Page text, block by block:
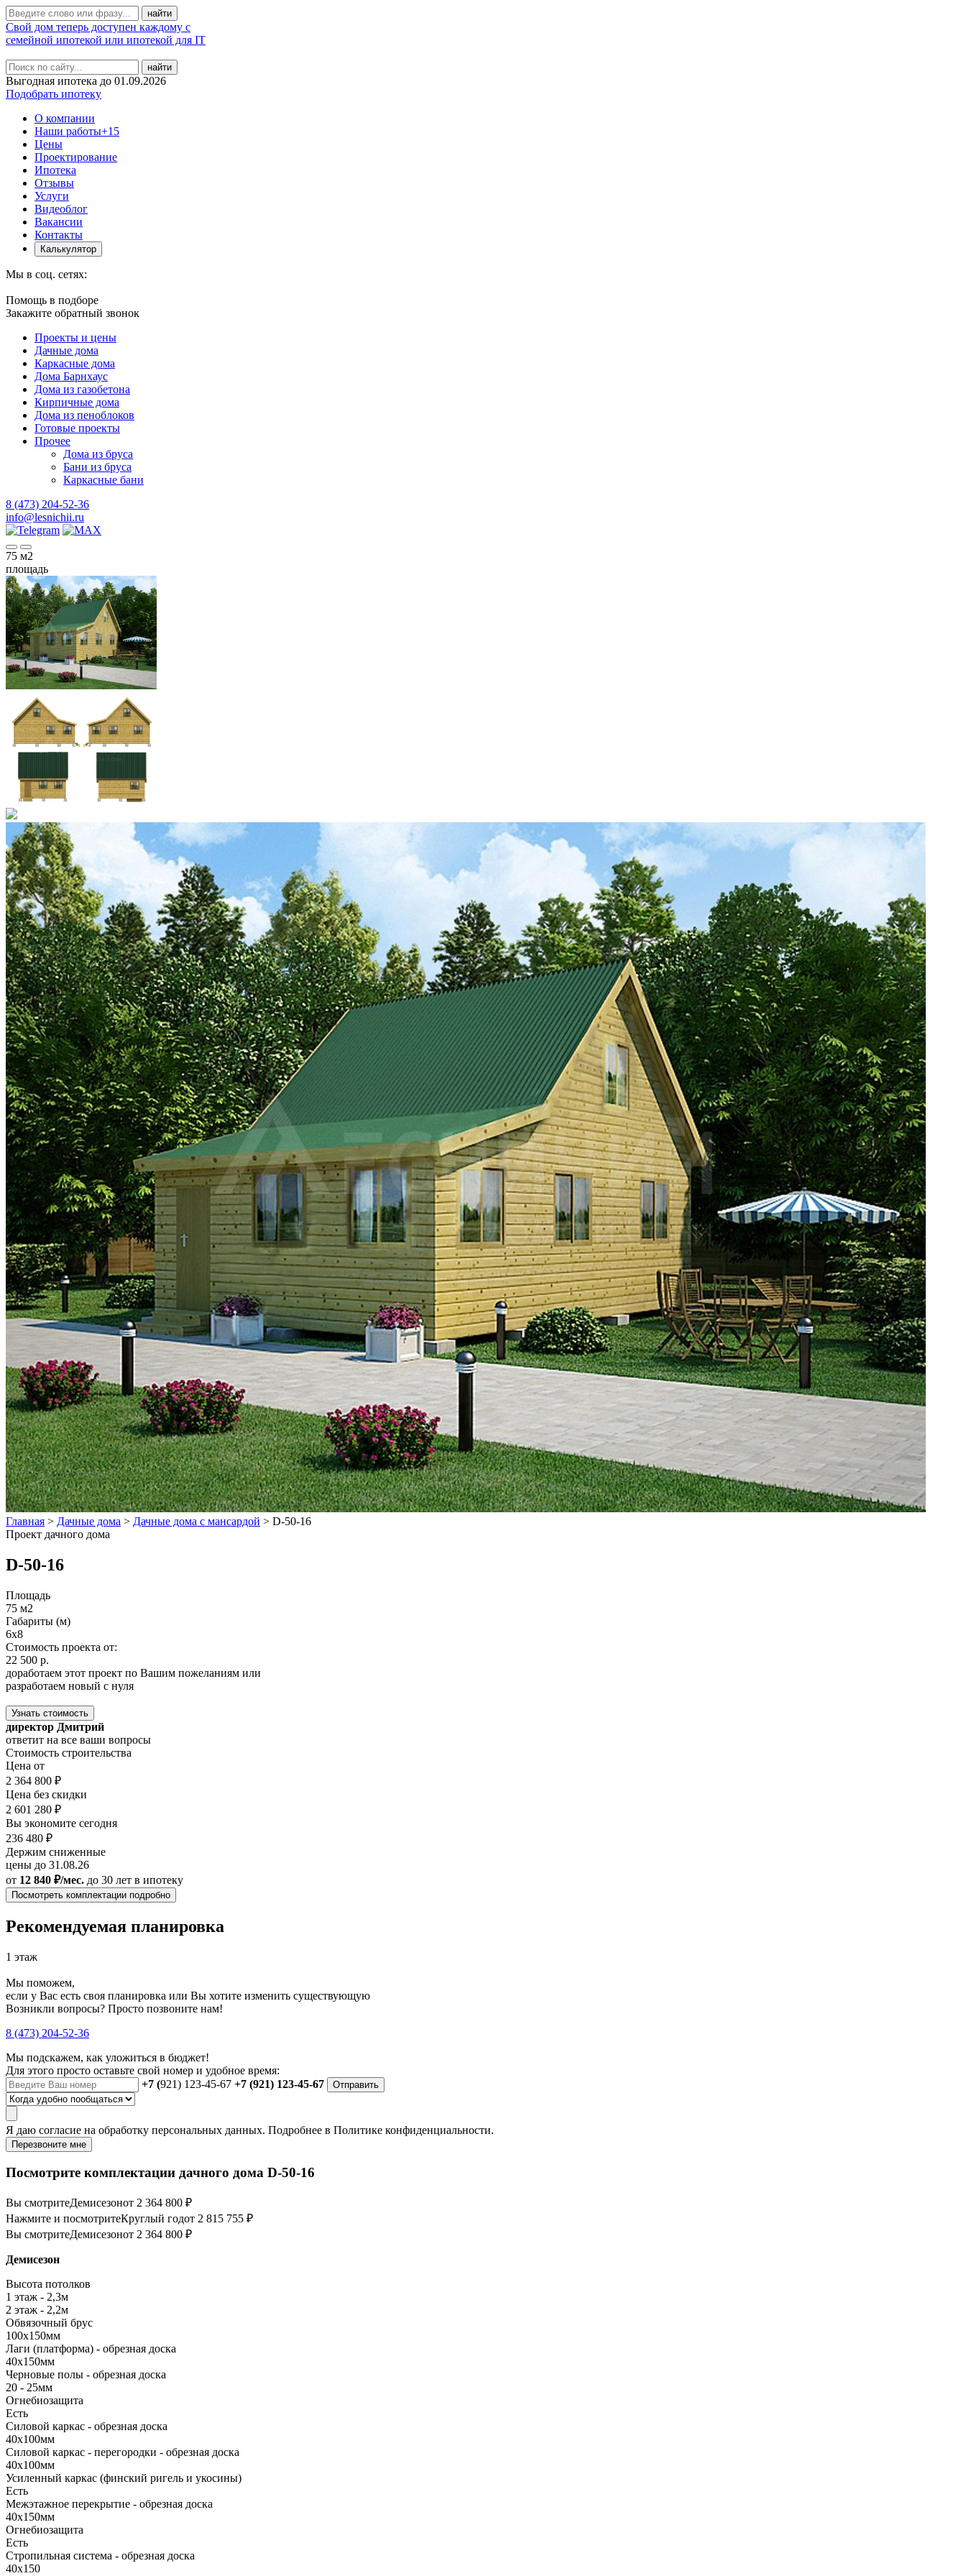
Свой дом теперь доступен каждому с
семейной ипотекой или ипотекой для IT
найти
Выгодная ипотека до 01.09.2026
Подобрать ипотеку
О компании
Наши работы+15
Цены
Проектирование
Ипотека
Отзывы
Услуги
Видеоблог
Вакансии
Контакты
Калькулятор
Мы в соц. сетях:
Помощь в подборе
Закажите обратный звонок
Проекты и цены
Дачные дома
Каркасные дома
Дома Барнхаус
Дома из газобетона
Кирпичные дома
Дома из пеноблоков
Готовые проекты
Прочее
Дома из бруса
Бани из бруса
Каркасные бани
8 (473) 204-52-36
info@lesnichii.ru
75 м2
площадь
Главная > Дачные дома > Дачные дома с мансардой > D-50-16
Проект дачного дома
D-50-16
Площадь
75 м2
Габариты (м)
6x8
Стоимость проекта от:
22 500 р.
доработаем этот проект по Вашим пожеланиям или
разработаем новый с нуля
Узнать стоимость
директор Дмитрий
ответит на все ваши вопросы
Стоимость строительства
Цена от
2 364 800 ₽
Цена без скидки
2 601 280 ₽
Вы экономите сегодня
236 480 ₽
Держим сниженные
цены до 31.08.26
от 12 840 ₽/мес. до 30 лет в ипотеку
Посмотреть комплектации подробно
Рекомендуемая планировка
1 этаж
Мы поможем,
если у Вас есть своя планировка или Вы хотите изменить существующую
Возникли вопросы? Просто позвоните нам!
8 (473) 204-52-36
Мы подскажем, как уложиться в бюджет!
Для этого просто оставьте свой номер и удобное время:
+7 (921) 123-45-67 +7 (921) 123-45-67 Отправить
Я даю согласие на обработку персональных данных. Подробнее в Политике конфиденциальности.
Перезвоните мне
Посмотрите комплектации дачного дома D-50-16
Вы смотритеДемисезонот 2 364 800 ₽
Нажмите и посмотритеКруглый годот 2 815 755 ₽
Вы смотритеДемисезонот 2 364 800 ₽
Демисезон
Высота потолков
1 этаж - 2,3м
2 этаж - 2,2м
Обвязочный брус
100х150мм
Лаги (платформа) - обрезная доска
40х150мм
Черновые полы - обрезная доска
20 - 25мм
Огнебиозащита
Есть
Силовой каркас - обрезная доска
40х100мм
Силовой каркас - перегородки - обрезная доска
40х100мм
Усиленный каркас (финский ригель и укосины)
Есть
Межэтажное перекрытие - обрезная доска
40х150мм
Огнебиозащита
Есть
Стропильная система - обрезная доска
40х150